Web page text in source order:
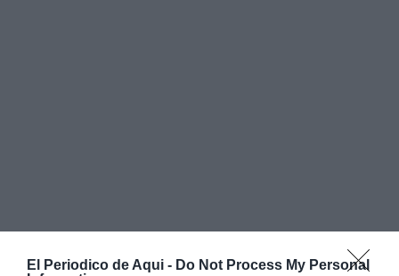
El Periodico de Aqui - Do Not Process My Personal